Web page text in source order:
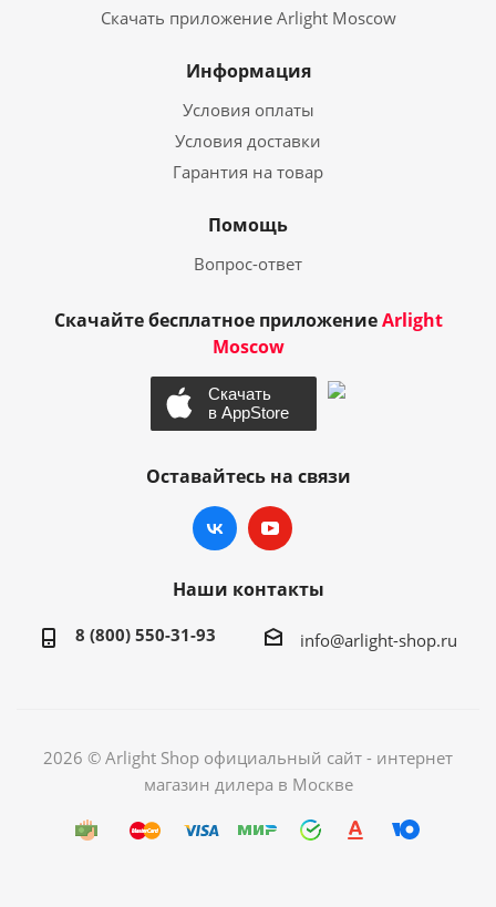
Скачать приложение Arlight Moscow
Информация
Условия оплаты
Условия доставки
Гарантия на товар
Помощь
Вопрос-ответ
Скачайте бесплатное приложениеArlight
Moscow
Оставайтесь на связи
Наши контакты
8 (800) 550-31-93 info@arlight-shop.ru
2026 © Arlight Shop официальный сайт - интернет
магазин дилера в Москве